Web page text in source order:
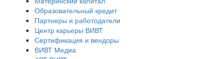
Образовательный кредит
Партнеры и работодатели
Центр карьеры ВИВТ
Сертификация и вендоры
ВИВТ Медиа